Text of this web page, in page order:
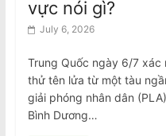
vực nói gì?
July 6, 2026
Trung Quốc ngày 6/7 xác
thử tên lửa từ một tàu
giải phóng nhân dân
Bình Dương…